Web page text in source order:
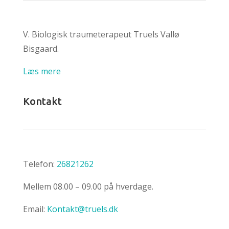
V. Biologisk traumeterapeutTruels Vallø
Bisgaard.
Læs mere
Kontakt
Telefon: 26821262
Mellem 08.00 – 09.00 på hverdage.
Email: Kontakt@truels.dk